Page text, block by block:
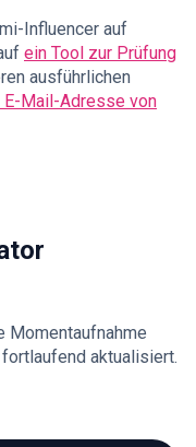
Influencer auf
ein Tool zur Prüfung
ausführlichen
Mail-Adresse von
Momentaufnahme
aktualisiert.